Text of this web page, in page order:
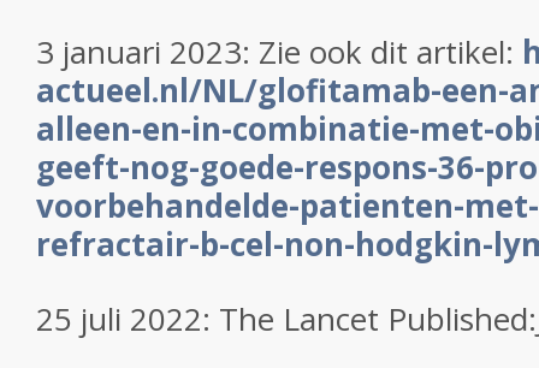
3 januari 2023: Zie ook dit artikel:
actueel.nl/NL/glofitamab-een-
alleen-en-in-combinatie-met-
geeft-nog-goede-respons-36-
voorbehandelde-patienten-
refractair-b-cel-non-hodgkin-
25 juli 2022: The Lancet